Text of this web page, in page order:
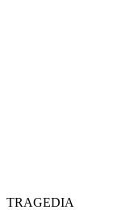
TRAGEDIA